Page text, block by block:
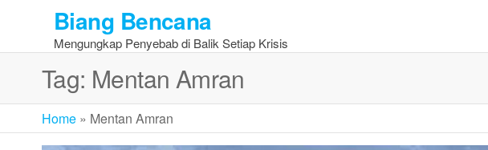
the
Biang Bencana
Mengungkap Penyebab di Balik Setiap Krisis
Tag: Mentan Amran
Home » Mentan Amran